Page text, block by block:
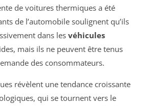
de voitures thermiques a été
de l’automobile soulignent qu’ils
dans les véhicules
mais ils ne peuvent être tenus
des consommateurs.
révèlent une tendance croissante
qui se tournent vers le